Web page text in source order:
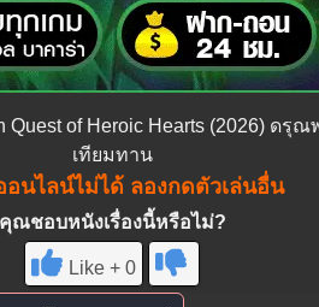
Quest of Heroic Hearts (2026) ด
เทียมทาน
อนไลน์ไม่ได้ ลองกดตัวเล่นอื่น
คุณชอบหนังเรื่องนี้หรือไม่?
Like + 0